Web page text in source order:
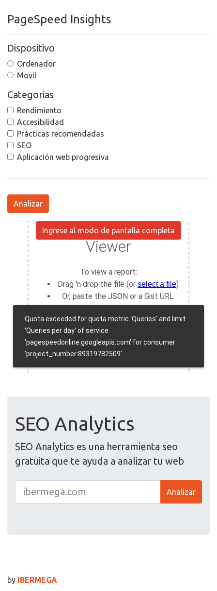
PageSpeed Insights
Dispositivo
Ordenador
Movil
Categorias
Rendimiento
Accesibilidad
Prácticas recomendadas
SEO
Aplicación web progresiva
Analizar
Ingrese al modo de pantalla completa
SEO Analytics
SEO Analytics es una herramienta seo
gratuita que te ayuda a analizar tu web
Analizar
by IBERMEGA